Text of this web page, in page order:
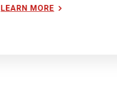
LEARN MORE